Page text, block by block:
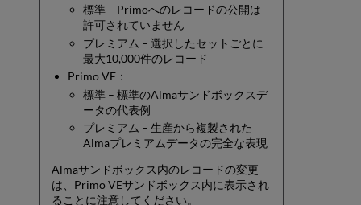
ッ
ク
ス
と
環
の
違
標準 – Primoへのレコードの公開は
許可されていません
プレミアム – 選択したセットごとに
最大10,000件のレコード
Primo VE：
標準 – 標準のAlmaサンドボックスデ
ータの代表例
プレミアム – 生産から複製された
Almaプレミアムデータの完全な表現
Almaサンドボックス内のレコードの変更
は、Primo VEサンドボックス内に表示され
ることに注意してください。